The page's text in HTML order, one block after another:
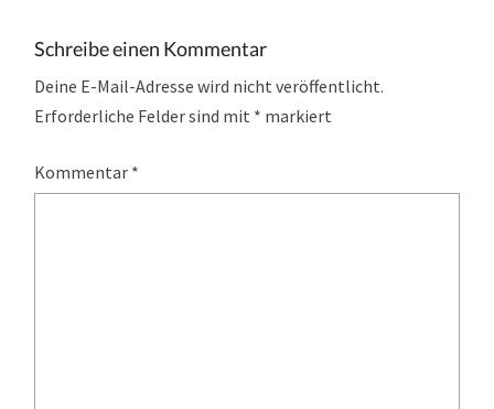
Schreibe einen Kommentar
Deine E-Mail-Adresse wird nicht veröffentlicht.
Erforderliche Felder sind mit * markiert
Kommentar *